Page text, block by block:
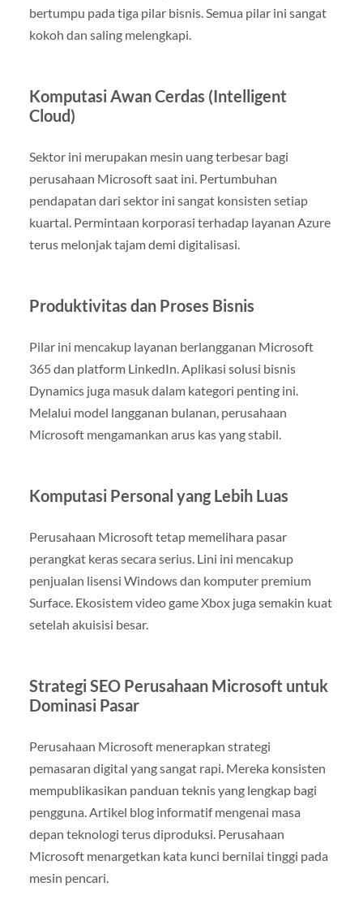
bertumpu pada tiga pilar bisnis. Semua pilar ini sangat
kokoh dan saling melengkapi.
Komputasi Awan Cerdas (Intelligent
Cloud)
Sektor ini merupakan mesin uang terbesar bagi
perusahaan Microsoft saat ini. Pertumbuhan
pendapatan dari sektor ini sangat konsisten setiap
kuartal. Permintaan korporasi terhadap layanan Azure
terus melonjak tajam demi digitalisasi.
Produktivitas dan Proses Bisnis
Pilar ini mencakup layanan berlangganan Microsoft
365 dan platform LinkedIn. Aplikasi solusi bisnis
Dynamics juga masuk dalam kategori penting ini.
Melalui model langganan bulanan, perusahaan
Microsoft mengamankan arus kas yang stabil.
Komputasi Personal yang Lebih Luas
Perusahaan Microsoft tetap memelihara pasar
perangkat keras secara serius. Lini ini mencakup
penjualan lisensi Windows dan komputer premium
Surface. Ekosistem video game Xbox juga semakin kuat
setelah akuisisi besar.
Strategi SEO Perusahaan Microsoft untuk
Dominasi Pasar
Perusahaan Microsoft menerapkan strategi
pemasaran digital yang sangat rapi. Mereka konsisten
mempublikasikan panduan teknis yang lengkap bagi
pengguna. Artikel blog informatif mengenai masa
depan teknologi terus diproduksi. Perusahaan
Microsoft menargetkan kata kunci bernilai tinggi pada
mesin pencari.